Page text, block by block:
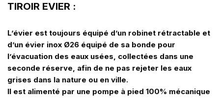
TIROIR EVIER :
L’évier est toujours équipé d’un robinet rétractable et
d’un évier inox Ø26 équipé de sa bonde pour
l’évacuation des eaux usées, collectées dans une
seconde réserve, afin de ne pas rejeter les eaux
grises dans la nature ou en ville.
Il est alimenté par une pompe à pied 100% mécanique